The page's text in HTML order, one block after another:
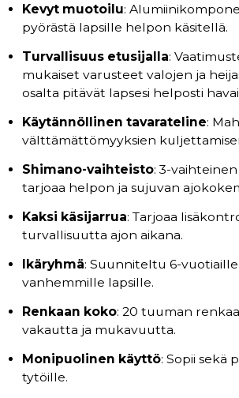
Kevyt muotoilu:
pyörästä lapsille helpon käsitellä.
Turvallisuus etusijalla:
mukaiset varusteet valojen ja
osalta pitävät lapsesi helposti
Käytännöllinen tavarateline:
välttämättömyyksien
Shimano-vaihteisto: 3-
tarjoaa helpon ja sujuvan
Kaksi käsijarrua: Tarjoaa
turvallisuutta ajon aikana.
Ikäryhmä: Suunniteltu 6-vuotiaille
vanhemmille lapsille.
Renkaan koko: 20 tuuman
vakautta ja mukavuutta.
Monipuolinen käyttö: Sopii sekä
tytöille.